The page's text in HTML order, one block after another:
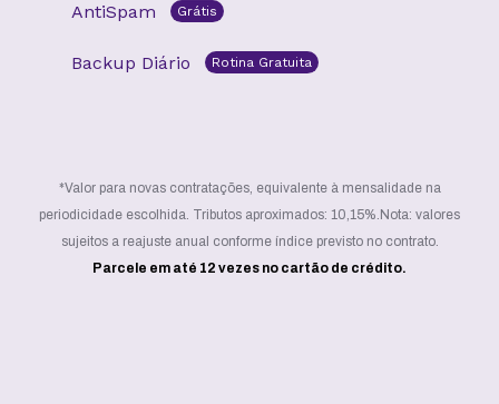
AntiSpam Grátis
Backup Diário Rotina Gratuita
*Valor para novas contratações, equivalente à mensalidade na
periodicidade escolhida. Tributos aproximados: 10,15%. Nota: valores
sujeitos a reajuste anual conforme índice previsto no contrato.
Parcele em até 12 vezes no cartão de crédito.